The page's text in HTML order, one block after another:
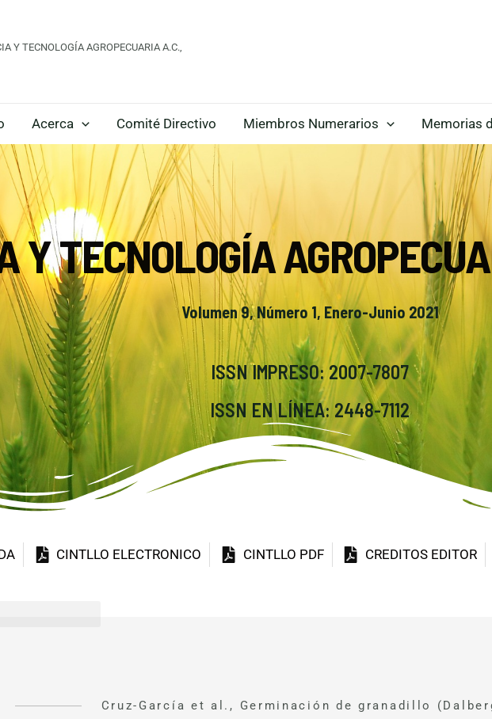
Y TECNOLOGÍA AGROPECUARIA A.C.,
Acerca Comité Directivo Miembros Numerarios Memorias
Y TECNOLOGÍA
Volumen 9, Número 1, Enero-Junio 2021
ISSN IMPRESO: 2007-7807
ISSN EN LÍNEA: 2448-7112
CINTLLO ELECTRONICO CINTLLO PDF CREDITOS EDITOR
Cruz-García et al., Germinación de granadillo